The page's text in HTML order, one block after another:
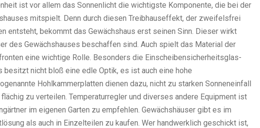
ist vor allem das Sonnenlicht die wichtigste Komponente, die bei der
mitspielt. Denn durch diesen Treibhauseffekt, der zweifelsfrei
entsteht, bekommt das Gewächshaus erst seinen Sinn. Dieser wirkt
des Gewächshauses beschaffen sind. Auch spielt das Material der
eine wichtige Rolle. Besonders die Einscheibensicherheitsglas-
besitzt nicht bloß eine edle Optik, es ist auch eine hohe
Hohlkammerplatten dienen dazu, nicht zu starken Sonneneinfall
zu verteilen. Temperaturregler und diverses andere Equipment ist
im eigenen Garten zu empfehlen. Gewächshäuser gibt es im
als auch in Einzelteilen zu kaufen. Wer handwerklich geschickt ist,